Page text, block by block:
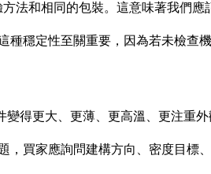
法和相同的包裝。這意味著我們應
穩定性至關重要，因為若未檢查
變得更大、更薄、更高溫、更注重
買家應詢問建構方向、密度目標